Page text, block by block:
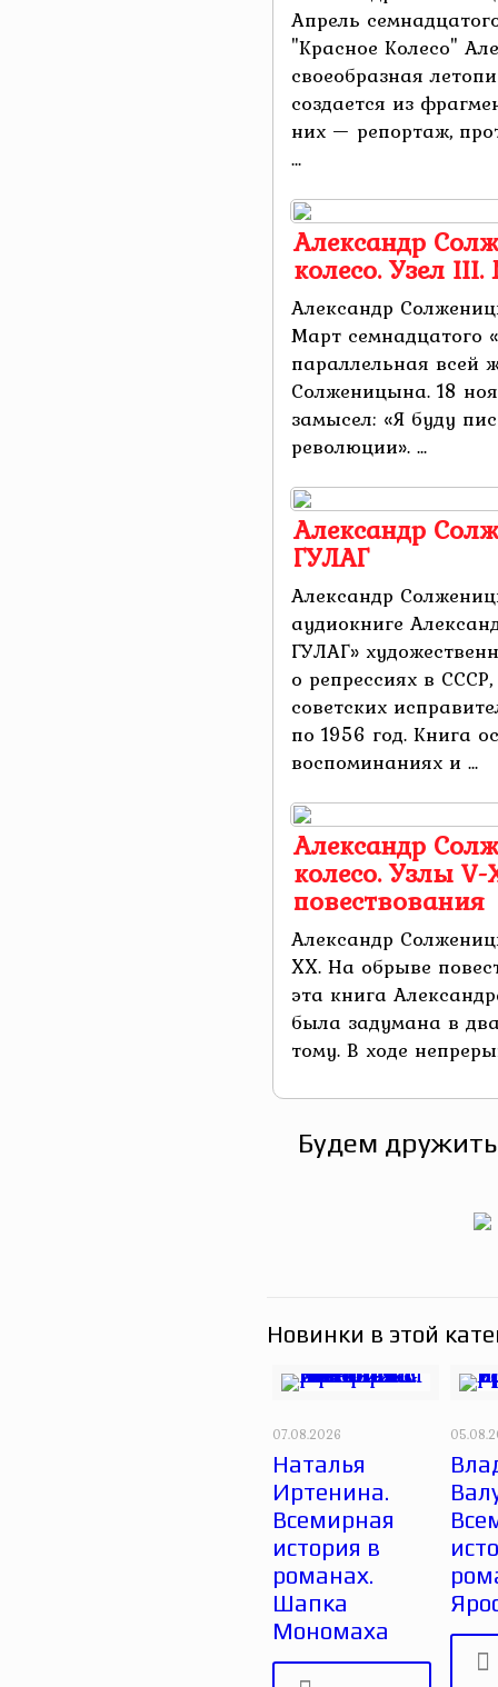
Апрель
"Красное Колесо"
своеобразная
создается из
них — репортаж,
...
Александр
колесо. Узел
Александр
Март семнадцатого
параллельная всей
Солженицына. 18
замысел: «Я буду
революции». ...
Александр
ГУЛАГ
Александр
аудиокниге
ГУЛАГ»
о репрессиях в
советских
по 1956 год. Книга
воспоминаниях и ...
Александр
колесо. Узлы
повествования
Александр
XX. На обрыве
эта книга
была задумана в
тому. В ходе
Будем
Новинки в этой
07.08.2026
Наталья
Иртенина.
Всемирная
история в
романах.
Шапка
Мономаха